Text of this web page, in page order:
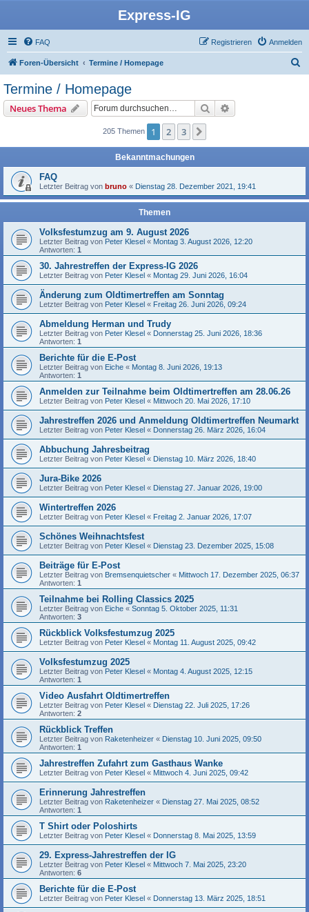
Express-IG
FAQ Anmelden
Registrieren
Foren-Übersicht Termine / Homepage
Termine / Homepage
Neues Thema Suche
205 Themen 1 2 3
Bekanntmachungen
FAQ
Letzter Beitrag von bruno « Dienstag 28. Dezember 2021, 19:41
Themen
Volksfestumzug am 9. August 2026
Letzter Beitrag von Peter Klesel « Montag 3. August 2026, 12:20
Antworten: 1
30. Jahrestreffen der Express-IG 2026
Letzter Beitrag von Peter Klesel « Montag 29. Juni 2026, 16:04
Änderung zum Oldtimertreffen am Sonntag
Letzter Beitrag von Peter Klesel « Freitag 26. Juni 2026, 09:24
Abmeldung Herman und Trudy
Letzter Beitrag von Peter Klesel « Donnerstag 25. Juni 2026, 18:36
Antworten: 1
Berichte für die E-Post
Letzter Beitrag von Eiche « Montag 8. Juni 2026, 19:13
Antworten: 1
Anmelden zur Teilnahme beim Oldtimertreffen am 28.06.26
Letzter Beitrag von Peter Klesel « Mittwoch 20. Mai 2026, 17:10
Jahrestreffen 2026 und Anmeldung Oldtimertreffen Neumarkt
Letzter Beitrag von Peter Klesel « Donnerstag 26. März 2026, 16:04
Abbuchung Jahresbeitrag
Letzter Beitrag von Peter Klesel « Dienstag 10. März 2026, 18:40
Jura-Bike 2026
Letzter Beitrag von Peter Klesel « Dienstag 27. Januar 2026, 19:00
Wintertreffen 2026
Letzter Beitrag von Peter Klesel « Freitag 2. Januar 2026, 17:07
Schönes Weihnachtsfest
Letzter Beitrag von Peter Klesel « Dienstag 23. Dezember 2025, 15:08
Beiträge für E-Post
Letzter Beitrag von Bremsenquietscher « Mittwoch 17. Dezember 2025, 06:37
Antworten: 1
Teilnahme bei Rolling Classics 2025
Letzter Beitrag von Eiche « Sonntag 5. Oktober 2025, 11:31
Antworten: 3
Rückblick Volksfestumzug 2025
Letzter Beitrag von Peter Klesel « Montag 11. August 2025, 09:42
Volksfestumzug 2025
Letzter Beitrag von Peter Klesel « Montag 4. August 2025, 12:15
Antworten: 1
Video Ausfahrt Oldtimertreffen
Letzter Beitrag von Peter Klesel « Dienstag 22. Juli 2025, 17:26
Antworten: 2
Rückblick Treffen
Letzter Beitrag von Raketenheizer « Dienstag 10. Juni 2025, 09:50
Antworten: 1
Jahrestreffen Zufahrt zum Gasthaus Wanke
Letzter Beitrag von Peter Klesel « Mittwoch 4. Juni 2025, 09:42
Erinnerung Jahrestreffen
Letzter Beitrag von Raketenheizer « Dienstag 27. Mai 2025, 08:52
Antworten: 1
T Shirt oder Poloshirts
Letzter Beitrag von Peter Klesel « Donnerstag 8. Mai 2025, 13:59
29. Express-Jahrestreffen der IG
Letzter Beitrag von Peter Klesel « Mittwoch 7. Mai 2025, 23:20
Antworten: 6
Berichte für die E-Post
Letzter Beitrag von Peter Klesel « Donnerstag 13. März 2025, 18:51